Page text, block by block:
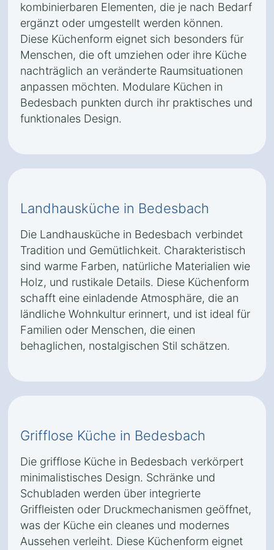
kombinierbaren Elementen, die je nach Bedarf
ergänzt oder umgestellt werden können.
Diese Küchenform eignet sich besonders für
Menschen, die oft umziehen oder ihre Küche
nachträglich an veränderte Raumsituationen
anpassen möchten. Modulare Küchen in
Bedesbach punkten durch ihr praktisches und
funktionales Design.
Landhausküche in Bedesbach
Die Landhausküche in Bedesbach verbindet
Tradition und Gemütlichkeit. Charakteristisch
sind warme Farben, natürliche Materialien wie
Holz, und rustikale Details. Diese Küchenform
schafft eine einladende Atmosphäre, die an
ländliche Wohnkultur erinnert, und ist ideal für
Familien oder Menschen, die einen
behaglichen, nostalgischen Stil schätzen.
Grifflose Küche in Bedesbach
Die grifflose Küche in Bedesbach verkörpert
minimalistisches Design. Schränke und
Schubladen werden über integrierte
Griffleisten oder Druckmechanismen geöffnet,
was der Küche ein cleanes und modernes
Aussehen verleiht. Diese Küchenform eignet